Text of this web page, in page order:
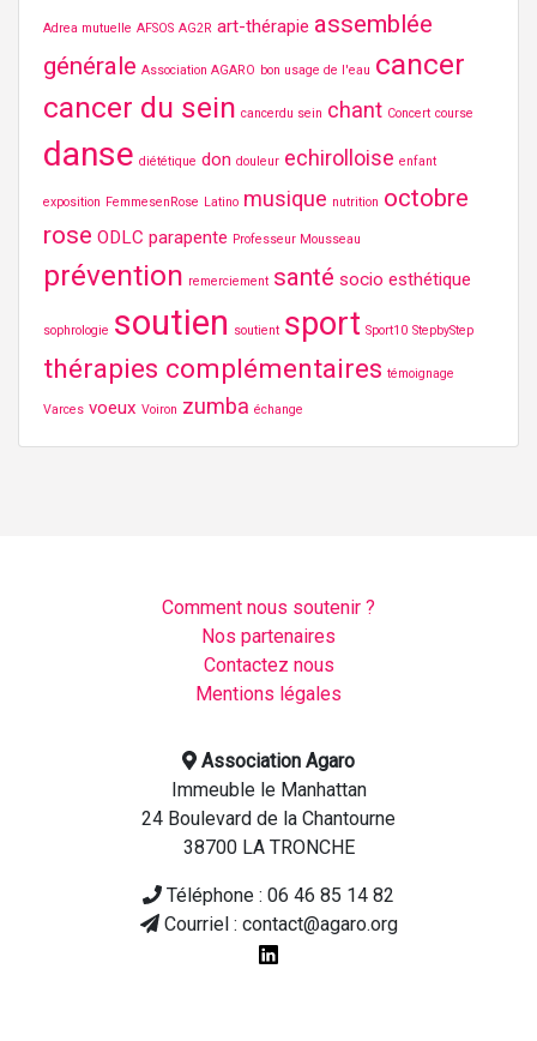
Adrea mutuelle AFSOS AG2R art-thérapie assemblée
générale Association AGARO bon usage de l'eau cancer
cancer du sein cancerdu sein chant Concert course
danse diététique don douleur echirolloise enfant
exposition FemmesenRose Latino musique nutrition octobre
rose ODLC parapente Professeur Mousseau
prévention remerciement santé socio esthétique
sophrologie soutien soutient sport Sport10 StepbyStep
thérapies complémentaires témoignage
Varces voeux Voiron zumba échange
Comment nous soutenir ?
Nos partenaires
Contactez nous
Mentions légales
Association Agaro
Immeuble le Manhattan
24 Boulevard de la Chantourne
38700 LA TRONCHE
Téléphone : 06 46 85 14 82
Courriel : contact@agaro.org